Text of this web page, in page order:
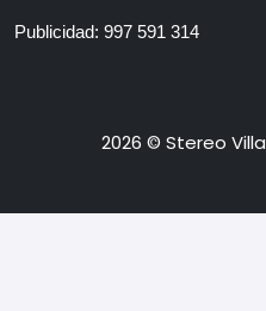
Publicidad: 997 591 314
2026 © Stereo